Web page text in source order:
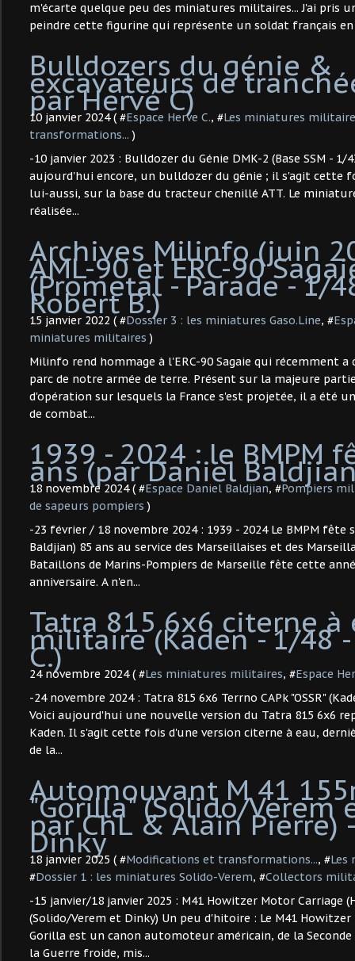
m'écarte quelque peu des miniatures militaires... J'ai pris
peindre cette figurine qui représente un soldat français en
Bulldozers du génie &
excavateurs de
par Hervé C) ​
10 janvier 2024 ( #Espace Herve C., #Les miniatures
transformations... )
-10 janvier 2023 : Bulldozer du Génie DMK-2 (Base SSM - 1/
aujourd'hui encore, un bulldozer du génie ; il s'agit cette
lui-aussi, sur la base du tracteur chenillé ATT. Le
réalisée...
​Archives Milinfo (juin
AML-90 et ERC-90
(Prometal - Parade - 1/
Robert B.) ​
15 janvier 2022 ( #Dossier 3 : les miniatures Gaso.Line, #
miniatures militaires )
Milinfo rend hommage à l'ERC-90 Sagaie qui récemment
parc de notre armée de terre. Présent sur la majeure
d'opération sur lesquels la France s'est projetée, il a été
de combat...
1939 - 2024 : le BMPM
ans (par Daniel
18 novembre 2024 ( #Espace Daniel Baldjian, #Pompiers
de sapeurs pompiers )
-23 février / 18 novembre 2024 : 1939 - 2024 Le BMPM fête
Baldjian) 85 ans au service des Marseillaises et des
Bataillons de Marins-Pompiers de Marseille fête cette
anniversaire. A n'en...
Tatra 815 6x6 citerne à
militaire (Kaden - 1/48
C.)
24 novembre 2024 ( #Les miniatures militaires, #Espace
-24 novembre 2024 : Tatra 815 6x6 Terrno CAPk "OSSR"
Voici aujourd'hui une nouvelle version du Tatra 815 6x6
Kaden. Il s'agit cette fois d'une version citerne à eau,
de la...
Automouvant M 41
"Gorilla" (Solido/Verem
par ChL & Alain Pierre)
Dinky
18 janvier 2025 ( #Modifications et transformations..., #Les
#Dossier 1 : les miniatures Solido-Verem, #Collectors
-15 janvier/18 janvier 2025 : M41 Howitzer Motor Carriage
(Solido/Verem et Dinky) Un peu d'hitoire : Le M41 Howitzer
Gorilla est un canon automoteur américain, de la
la Guerre froide, mis...